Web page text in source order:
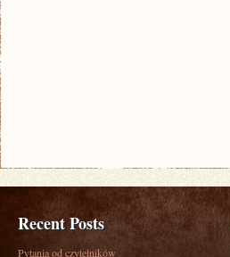
Recent Posts
Pytania od czytelników